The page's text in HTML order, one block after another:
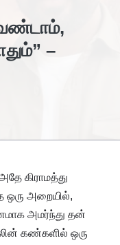
–
கிராமத்து
அறையில்,
அமர்ந்து தன்
கண்களில் ஒரு